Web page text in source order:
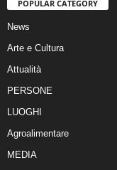
POPULAR CATEGORY
News
Arte e Cultura
Attualità
PERSONE
LUOGHI
Agroalimentare
MEDIA